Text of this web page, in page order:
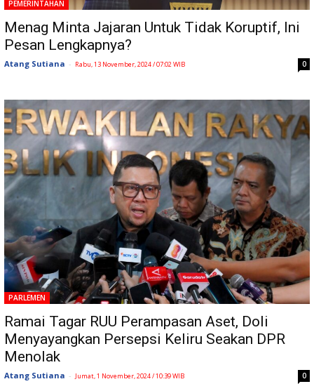
PEMERINTAHAN
Menag Minta Jajaran Untuk Tidak Koruptif, Ini
Pesan Lengkapnya?
Atang Sutiana - Rabu, 13 November, 2024 / 07:02 WIB 0
PARLEMEN
Ramai Tagar RUU Perampasan Aset, Doli
Menyayangkan Persepsi Keliru Seakan DPR
Menolak
Atang Sutiana - Jumat, 1 November, 2024 / 10:39 WIB 0